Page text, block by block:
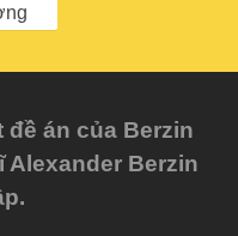
án của Berzin
Alexander Berzin